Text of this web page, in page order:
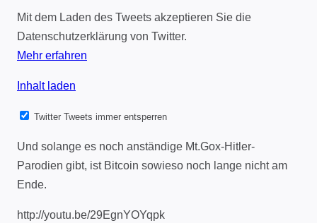
Mit dem Laden des Tweets akzeptieren Sie die
Datenschutzerklärung von Twitter.
Mehr erfahren
Inhalt laden
Twitter Tweets immer entsperren
Und solange es noch anständige Mt.Gox-Hitler-
Parodien gibt, ist Bitcoin sowieso noch lange nicht am
Ende.
http://youtu.be/29EgnYOYqpk